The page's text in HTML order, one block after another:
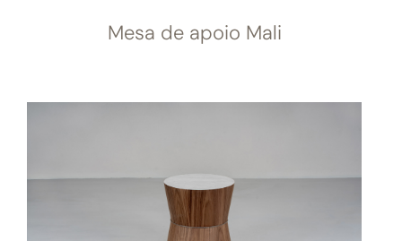
Mesa de apoio Mali